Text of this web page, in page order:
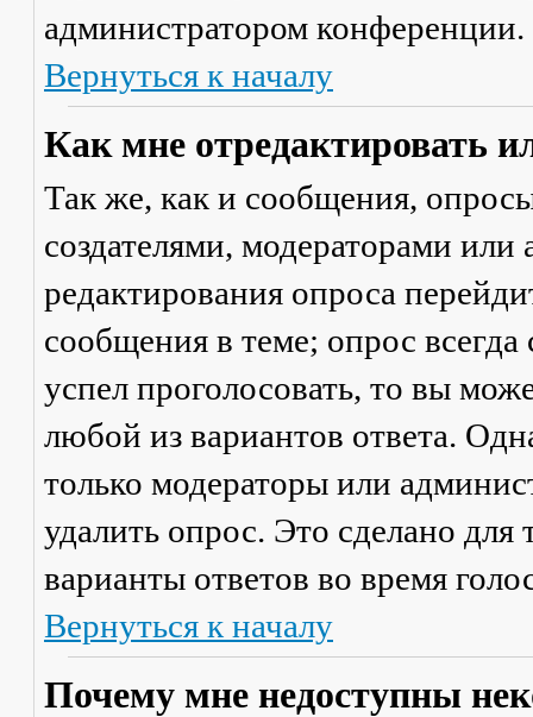
администратором конференции.
Вернуться к началу
Как мне отредактировать
Так же, как и сообщения,
создателями, модераторами
редактирования опроса
сообщения в теме; опрос
успел проголосовать, то вы
любой из вариантов ответа.
только модераторы или
удалить опрос. Это сделано для
варианты ответов во время
Вернуться к началу
Почему мне недоступны